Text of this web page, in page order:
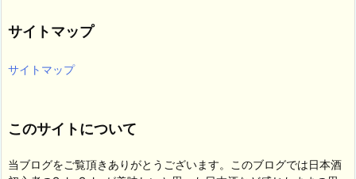
ー
サイトマップ
サイトマップ
このサイトについて
当ブログをご覧頂きありがとうございます。このブログでは日本酒